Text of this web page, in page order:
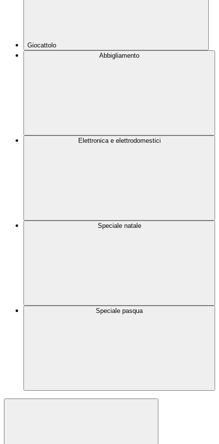
Giocattolo
Abbigliamento
Elettronica e elettrodomestici
Speciale natale
Speciale pasqua